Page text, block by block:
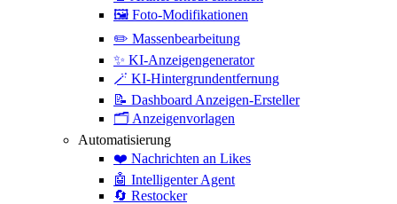
🖼️ Foto-Modifikationen
✏️ Massenbearbeitung
✨ KI-Anzeigengenerator
🪄 KI-Hintergrundentfernung
📝 Dashboard Anzeigen-Ersteller
🗂️ Anzeigenvorlagen
Automatisierung
❤️ Nachrichten an Likes
🤖 Intelligenter Agent
🔄 Restocker